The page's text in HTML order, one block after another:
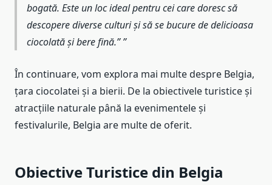
bogată. Este un loc ideal pentru cei care doresc să
descopere diverse culturi și să se bucure de delicioasa
ciocolată și bere fină.”
În continuare, vom explora mai multe despre Belgia,
țara ciocolatei și a bierii. De la obiectivele turistice și
atracțiile naturale până la evenimentele și
festivalurile, Belgia are multe de oferit.
Obiective Turistice din Belgia